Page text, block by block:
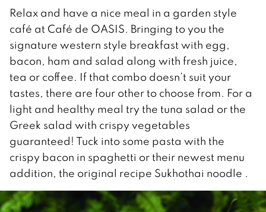
Relax and have a nice meal in a garden style
café at Café de OASIS. Bringing to you the
signature western style breakfast with egg,
bacon, ham and salad along with fresh juice,
tea or coffee. If that combo doesn’t suit your
tastes, there are four other to choose from. For a
light and healthy meal try the tuna salad or the
Greek salad with crispy vegetables
guaranteed! Tuck into some pasta with the
crispy bacon in spaghetti or their newest menu
addition, the original recipe Sukhothai noodle .